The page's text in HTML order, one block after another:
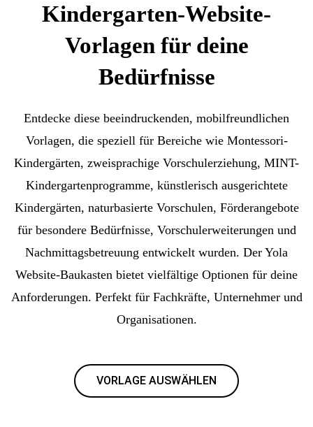
Kindergarten-Website-
Vorlagen für deine
Bedürfnisse
Entdecke diese beeindruckenden, mobilfreundlichen
Vorlagen, die speziell für Bereiche wie Montessori-
Kindergärten, zweisprachige Vorschulerziehung, MINT-
Kindergartenprogramme, künstlerisch ausgerichtete
Kindergärten, naturbasierte Vorschulen, Förderangebote
für besondere Bedürfnisse, Vorschulerweiterungen und
Nachmittagsbetreuung entwickelt wurden. Der Yola
Website-Baukasten bietet vielfältige Optionen für deine
Anforderungen. Perfekt für Fachkräfte, Unternehmer und
Organisationen.
VORLAGE AUSWÄHLEN